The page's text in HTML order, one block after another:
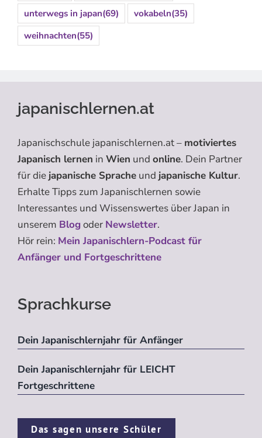
unterwegs in japan(69) vokabeln(35)
weihnachten(55)
japanischlernen.at
Japanischschule japanischlernen.at – motiviertes
Japanisch lernen in Wien und online. Dein Partner
für die japanische Sprache und japanische Kultur.
Erhalte Tipps zum Japanischlernen sowie
Interessantes und Wissenswertes über Japan in
unserem Blogoder Newsletter.
Hör rein: Mein Japanischlern-Podcast für
Anfänger und Fortgeschrittene
Sprachkurse
Dein Japanischlernjahr für Anfänger
Dein Japanischlernjahr für LEICHT
Fortgeschrittene
Das sagen unsere Schüler